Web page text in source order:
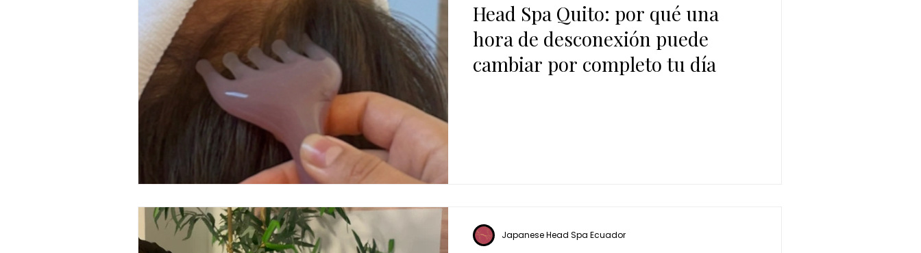
Head Spa Quito: por qué una
hora de desconexión puede
cambiar por completo tu día
Japanese Head Spa Ecuador